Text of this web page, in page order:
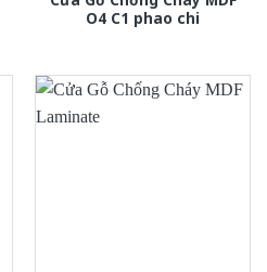
O4 C1 phao chi